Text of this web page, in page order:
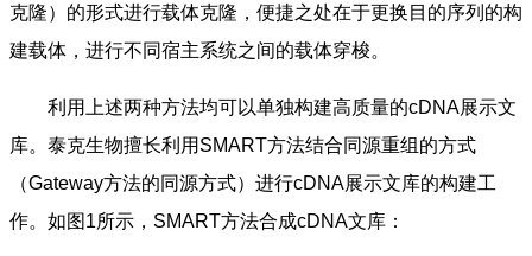
克隆）的形式进行载体克隆，便捷之处在于更换目的序列的构
建载体，进行不同宿主系统之间的载体穿梭。
利用上述两种方法均可以单独构建高质量的cDNA展示文
库。泰克生物擅长利用SMART方法结合同源重组的方式
（Gateway方法的同源方式）进行cDNA展示文库的构建工
作。如图1所示，SMART方法合成cDNA文库：